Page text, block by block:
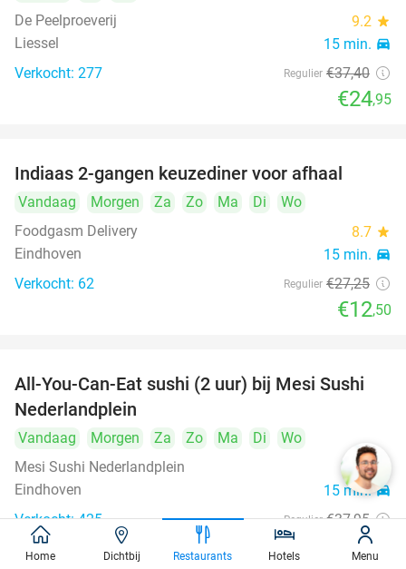
De Peelproeverij
9.2 star
Liessel 15 min. directions_car
Verkocht: 277 Regulier €37,40
€24,95
Indiaas 2-gangen keuzediner voor afhaal
Vandaag Morgen Za Zo Ma Di
Wo
Foodgasm Delivery
8.7 star
Eindhoven 15 min. directions_car
Verkocht: 62 Regulier €27,25
€12,50
21%
All-You-Can-Eat sushi (2 uur) bij Mesi Sushi
Nederlandplein
Vandaag Morgen Za Zo Ma Di
Wo
Mesi Sushi Nederlandplein
9.7star
Eindhoven 15 min.directions_car
Verkocht: 425 Regulier €37,95
€29
Home Dichtbij Restaurants Hotels Menu